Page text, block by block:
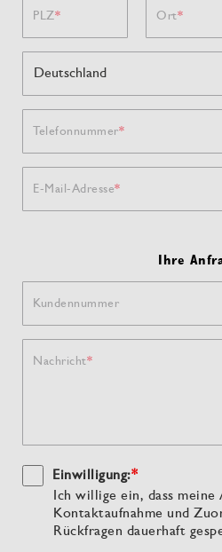
PLZ Ort
Telefonnummer
E-Mail-Adresse
Ihre
Kundennummer
Nachricht
Einwilligung:*
Ich willige ein, dass meine
Kontaktaufnahme und
Rückfragen dauerhaft